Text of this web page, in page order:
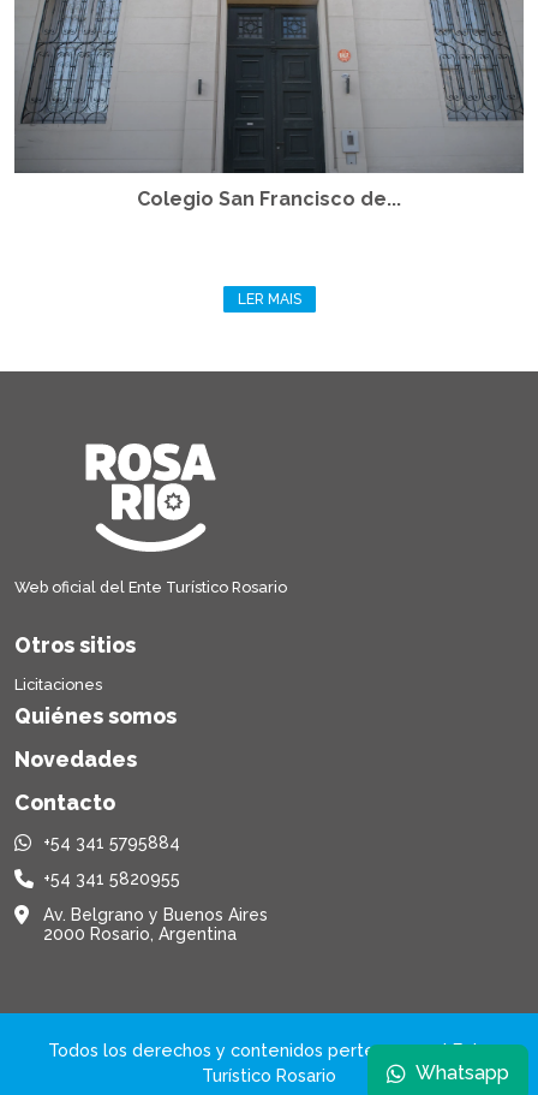
Colegio San Francisco de...
LER MAIS
Whatsapp
Web oficial del Ente Turístico Rosario
Otros sitios
Licitaciones
Quiénes somos
Novedades
Contacto
+54 341 5795884
+54 341 5820955
Av. Belgrano y Buenos Aires
2000 Rosario, Argentina
Todos los derechos y contenidos pertenecen al Ente
Turístico Rosario